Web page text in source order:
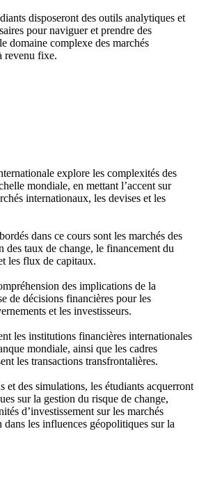
disposeront des outils analytiques et
pour naviguer et prendre des
domaine complexe des marchés
revenu fixe.
explore les complexités des
mondiale, en mettant l’accent sur
internationaux, les devises et les
dans ce cours sont les marchés des
des taux de change, le financement du
les flux de capitaux.
des implications de la
de décisions financières pour les
et les investisseurs.
les institutions financières internationales
mondiale, ainsi que les cadres
les transactions transfrontalières.
et des simulations, les étudiants acquerront
sur la gestion du risque de change,
d’investissement sur les marchés
dans les influences géopolitiques sur la